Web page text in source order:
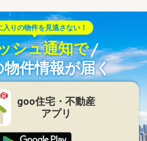
入りの物件を見逃さない！
シュ通知で
物件情報が届く
goo住宅・不動産
アプリ